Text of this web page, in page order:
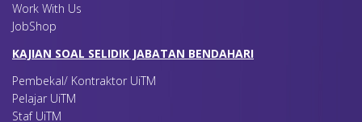
Work With Us
JobShop
KAJIAN SOAL SELIDIK JABATAN BENDAHARI
Pembekal/ Kontraktor UiTM
Pelajar UiTM
Staf UiTM